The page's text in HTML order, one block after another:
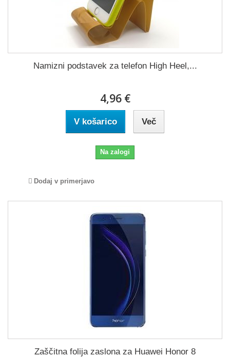
Namizni podstavek za telefon High Heel,...
4,96 €
V košarico Več
Na zalogi
Dodaj v primerjavo
Zaščitna folija zaslona za Huawei Honor 8